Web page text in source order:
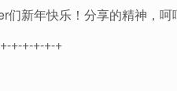
们新年快乐！分享的精神，呵
+-+-+-+-+